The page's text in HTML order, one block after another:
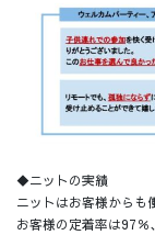
◆ニットの実績
ニットはお客様からも
お客様の定着率は97％